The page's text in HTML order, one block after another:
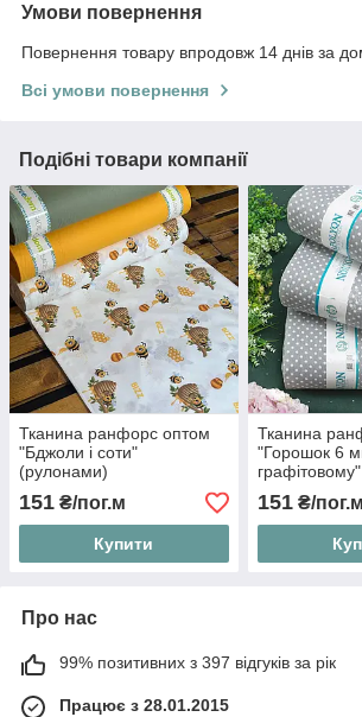
Умови повернення
Повернення товару впродовж 14 днів за
Всі умови повернення
Подібні товари компанії
Тканина ранфорс оптом
"Бджоли і соти"
(рулонами)
151 ₴/пог.м
Купити
Тканина
"Горошок 6
151₴/пог.м
Про нас
99% позитивних з 397 відгуків за рік
Працює з 28.01.2015